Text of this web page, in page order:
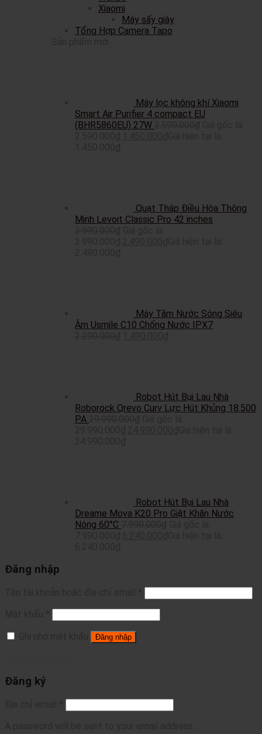
Xiaomi
Máy sấy giày
Tổng Hợp Camera Tapo
Máy lọc không khí Xiaomi
Smart Air Purifier 4 compact EU
(BHR5860EU) 27W
Quạt Tháp Điều Hòa Thông
Minh Levoit Classic Pro 42 inches
Máy Tăm Nước Sóng Siêu
Âm Usmile C10 Chống Nước IPX7
Robot Hút Bụi Lau Nhà
Roborock Qrevo Curv Lực Hút Khủng 18.500
PA
Robot Hút Bụi Lau Nhà
Dreame Mova K20 Pro Giặt Khăn Nước
Nóng 60°C
Đăng nhập
Đăng nhập
Đăng ký